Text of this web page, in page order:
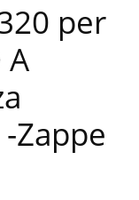
per
A
-Zappe